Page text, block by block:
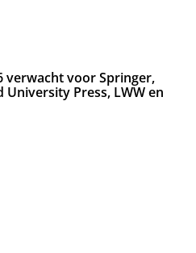
verwacht voor Springer,
Press, LWW en